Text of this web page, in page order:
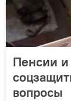
Пенсии и
вопросы